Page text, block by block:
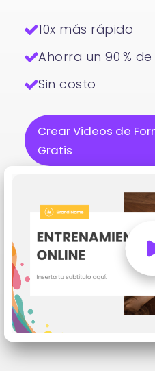
10x más rápido
Ahorra un 90 %
Sin costo
Crear Videos de
Gratis